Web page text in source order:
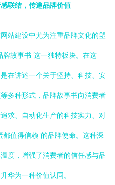
联结，传递品牌价值
站建设中尤为注重品牌文化的塑
故事书”这一独特板块。在这
在讲述一个关于坚持、科技、安
多种形式，品牌故事书向消费者
求、自动化生产的科技实力、对
值得信赖”的品牌使命。这种深
度，增强了消费者的信任感与品
华为一种价值认同。